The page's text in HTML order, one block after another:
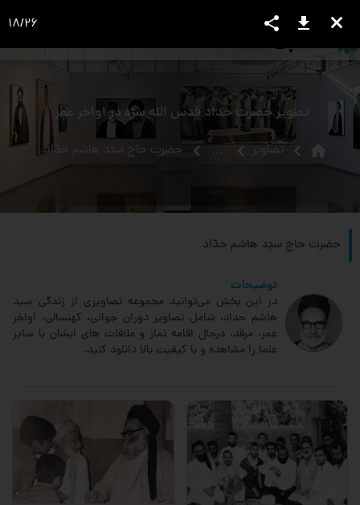
view_headline
تصویر حضرت حداد قدس اللَه سرّه در اواخر عمر.
home تصاویر ... حضرت حاج سيّد هاشم حدّاد‏
حضرت حاج سيّد هاشم حدّاد‏
توضیحات
در این بخش می‌توانید مجموعه تصاویری از زندگی سید
هاشم حداد، شامل تصاویر دوران جوانی، کهنسالی، اواخر
عمر، مرقد، درحال اقامه نماز و ملاقات های ایشان با سایر
علما را مشاهده و با کیفیت بالا دانلود کنید.
close
download
share
18/26